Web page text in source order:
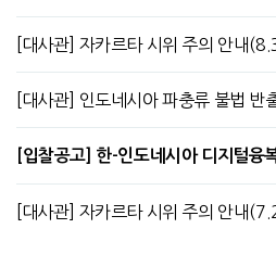
[대사관] 자카르타 시위 주의 안내
[대사관] 인도네시아 파충류 불법 반
[입찰공고] 한-인도네시아 디지털융
[대사관] 자카르타 시위 주의 안내